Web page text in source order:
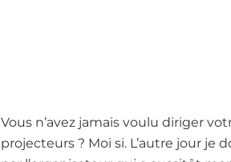
Vous n’avez jamais voulu diriger
projecteurs ? Moi si. L’autre jour je